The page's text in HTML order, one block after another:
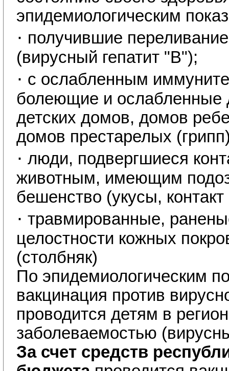
эпидемиологическим
· получившие
(вирусный гепатит "В");
· с ослабленным
болеющие и ослабленные
детских домов, домов
домов престарелых
· люди, подвергшиеся
животным, имеющим
бешенство (укусы,
· травмированные,
целостности кожных
(столбняк)
По эпидемиологическим
вакцинация против
проводится детям в
заболеваемостью
За счет средств